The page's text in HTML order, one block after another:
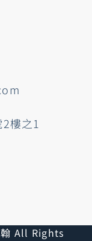
樓之1
翰 All Rights